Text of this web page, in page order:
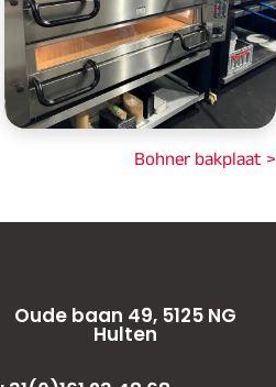
Bohner bakplaat >
Oude baan 49, 5125 NG
Hulten